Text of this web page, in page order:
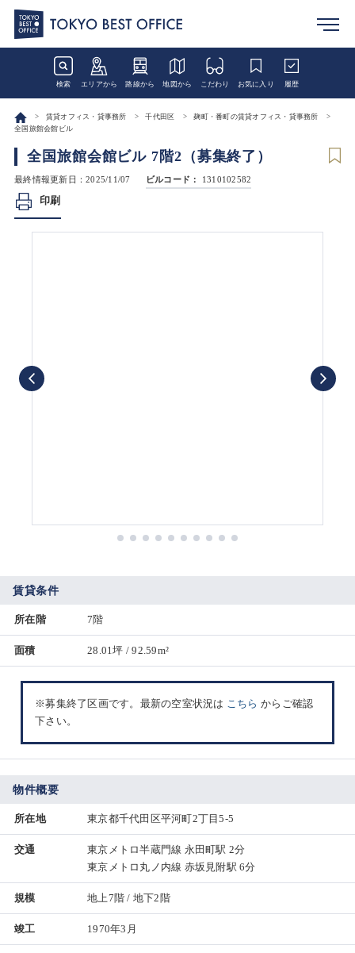
検索 エリアから 路線から 地図から こだわり お気に入り 履歴
賃貸オフィス・貸事務所 千代田区
麹町・番町の賃貸オフィス・貸事務所
全国旅館会館ビル
全国旅館会館ビル 7階2（募集終了）
最終情報更新日：2025/11/07 ビルコード： 1310102582
印刷
賃貸条件
所在階 7階
面積 28.01坪 / 92.59m²
※募集終了区画です。最新の空室状況は こちら からご確認
下さい。
物件概要
所在地 東京都千代田区平河町2丁目5-5
交通
東京メトロ半蔵門線 永田町駅 2分
東京メトロ丸ノ内線 赤坂見附駅 6分
規模 地上7階 / 地下2階
竣工 1970年3月